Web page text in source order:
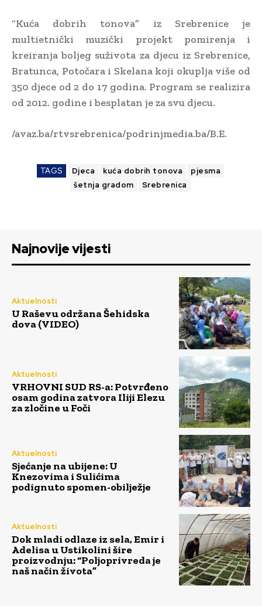
“Kuća dobrih tonova” iz Srebrenice je
multietnički muzički projekt pomirenja i
kreiranja boljeg suživota za djecu iz Srebrenice,
Bratunca, Potočara i Skelana koji okuplja više od
350 djece od 2 do 17 godina. Program se realizira
od 2012. godine i besplatan je za svu djecu.
/avaz.ba/rtvsrebrenica/podrinjmedia.ba/B.E.
TAGS Djeca kuća dobrih tonova
pjesma
šetnja gradom
Srebrenica
Najnovije vijesti
Aktuelnosti
U Raševu održana Šehidska
dova (VIDEO)
Aktuelnosti
VRHOVNI SUD RS-a: Potvrđeno
osam godina zatvora Iliji Elezu
za zločine u Foči
Aktuelnosti
Sjećanje na ubijene: U
Knezovima i Sulićima
podignuto spomen-obilježje
Aktuelnosti
Dok mladi odlaze iz sela, Emir i
Adelisa u Ustikolini šire
proizvodnju: “Poljoprivreda je
naš način života”